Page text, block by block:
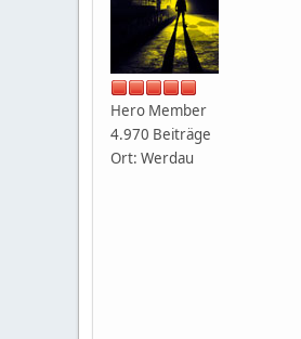
Hero Member
4.970 Beiträge
Ort: Werdau